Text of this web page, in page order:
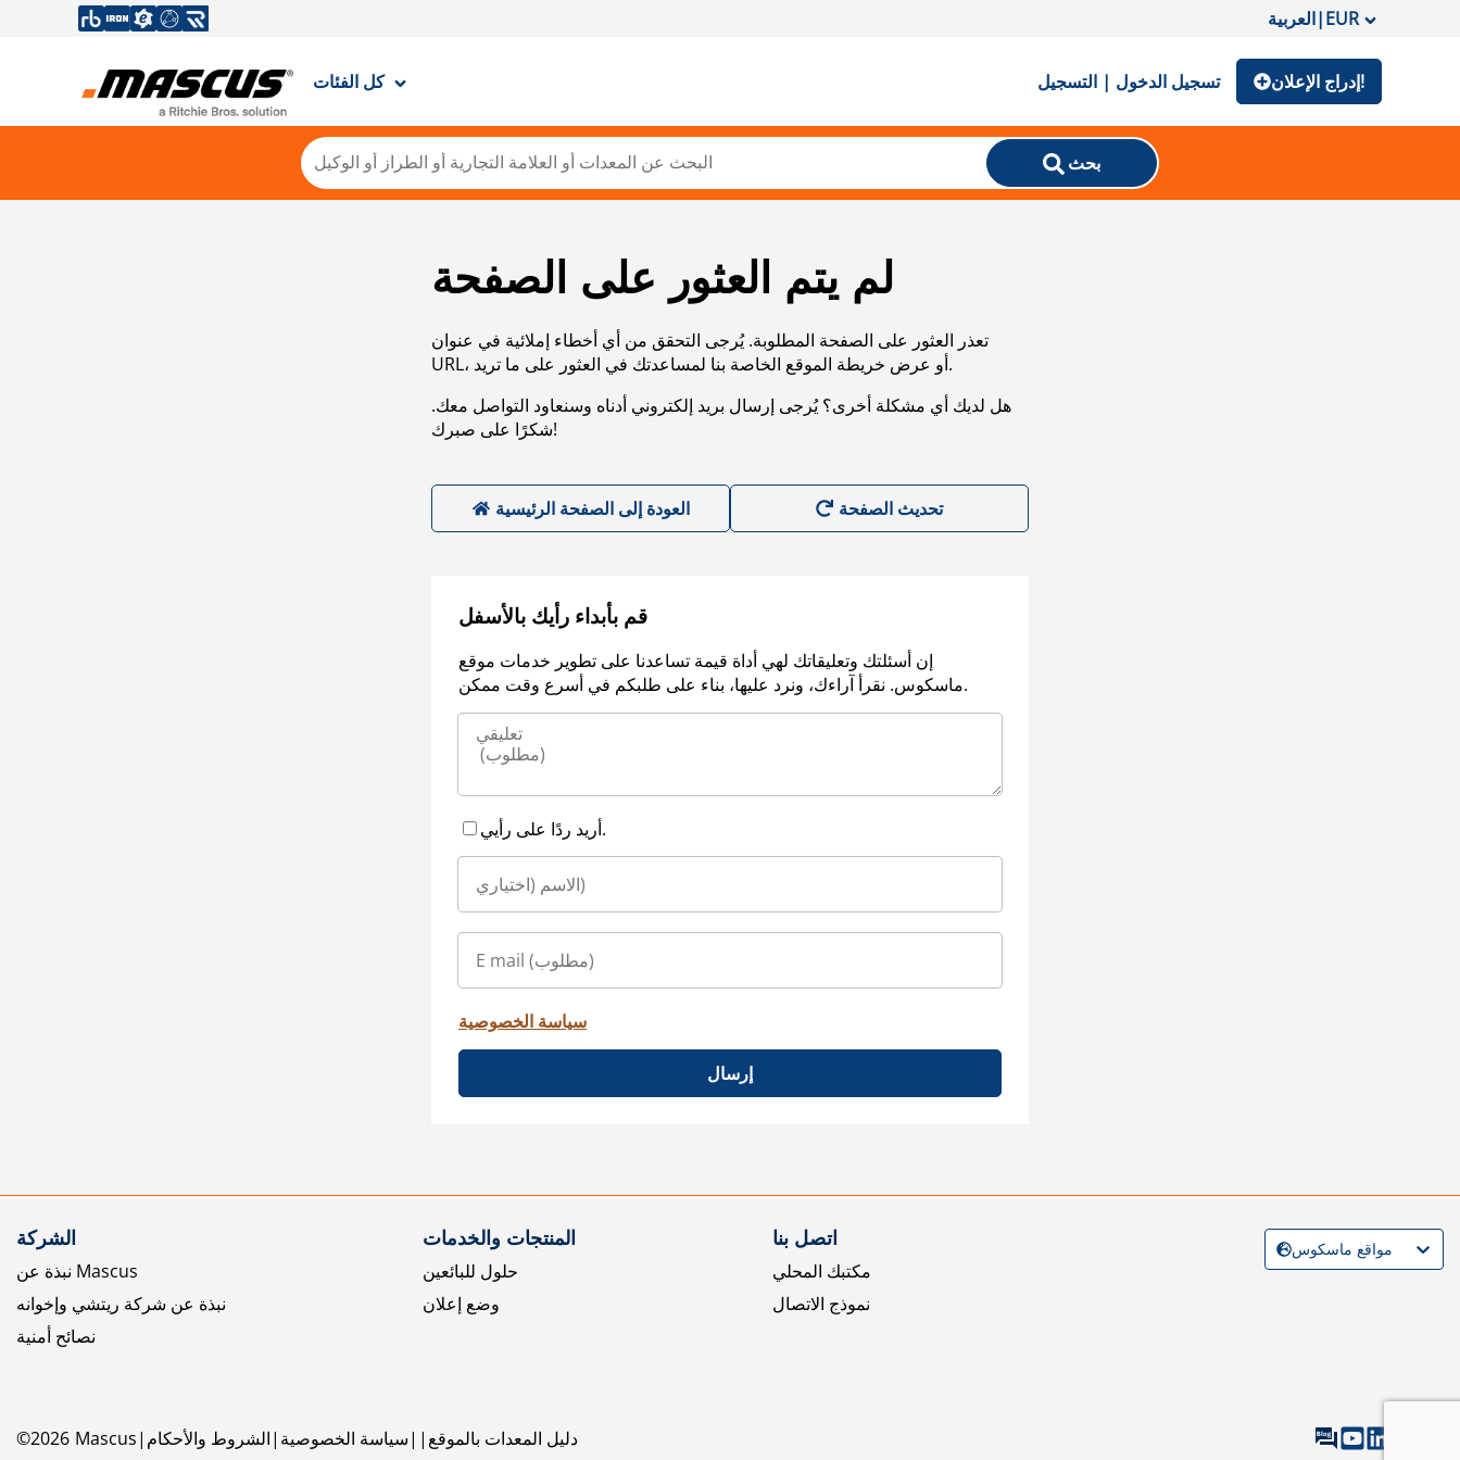
العربية|EUR
كل الفئات تسجيل الدخول | التسجيل إدراج الإعلان!
بحث
لم يتم العثور على الصفحة
تعذر العثور على الصفحة المطلوبة. يُرجى التحقق من أي أخطاء إملائية في عنوان
URL، أو عرض خريطة الموقع الخاصة بنا لمساعدتك في العثور على ما تريد.
هل لديك أي مشكلة أخرى؟ يُرجى إرسال بريد إلكتروني أدناه وسنعاود التواصل معك.
شكرًا على صبرك!
العودة إلى الصفحة الرئيسية
قم بأبداء رأيك بالأسفل
إن أسئلتك وتعليقاتك لهي أداة قيمة تساعدنا على تطوير خدمات موقع
ماسكوس. نقرأ آراءك، ونرد عليها، بناء على طلبكم في أسرع وقت ممكن.
أريد ردًا على رأيي.
سياسة الخصوصية
إرسال
الشركة
نبذة عن Mascus
نبذة عن شركة ريتشي وإخوانه
نصائح أمنية
المنتجات والخدمات
حلول للبائعين
وضع إعلان
اتصل بنا
مكتبك المحلي
نموذج الاتصال
©2026 Mascus الشروط والأحكام سياسة الخصوصية دليل المعدات بالموقع
مواقع ماسكوس